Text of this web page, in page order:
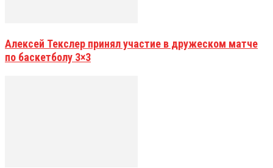
Алексей Текслер принял участие в дружеском матче
по баскетболу 3×3